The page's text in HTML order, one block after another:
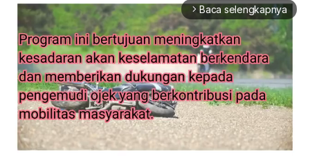
arrow_forward_ios Baca selengkapnya